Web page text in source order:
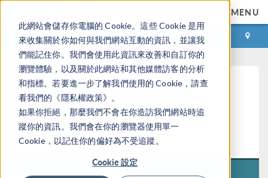
此網站會儲存你電腦的 Cookie。這些 Cookie 是用
來收集關於你如何與我們網站互動的資訊，並讓我
們能記住你。我們會使用此資訊來改善和自訂你的
瀏覽體驗，以及關於此網站和其他媒體訪客的分析
和指標。若要進一步了解我們使用的 Cookie，請查
看我們的《隱私權政策》。
如果你拒絕，那麼我們不會在你造訪我們網站時追
蹤你的資訊。我們會在你的瀏覽器使用單一
Cookie，以記住你的偏好為不受追蹤。
Cookie 設定
MENU
登录 咨询与购买
Progettare per l’industria
aerospaziale con COMSOL
Multiphysics® - Versione
registrata